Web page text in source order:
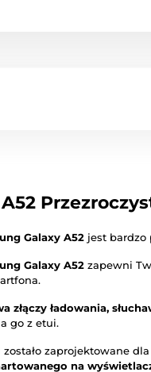
Galaxy A52 jest bardzo
Galaxy A52 zapewni
złączy ładowania,
go z etui.
zaprojektowane dla
na